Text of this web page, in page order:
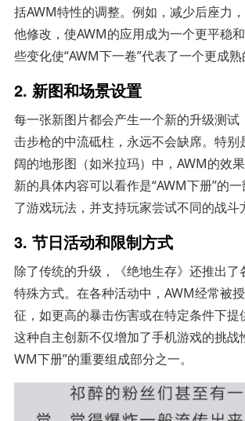
括AWM特性的调整。例如，减少后座力
他修改，使AWM的应用成为一个更平稳
些变化使“AWM下一卷”代表了一个更成熟
2. 新图和场景设置
每一张新图片都会产生一个新的升级测试
击步枪的中流砥柱，永远不会缺席。特别
阔的地形图（如米拉玛）中，AWM的效
新的具体内容可以看作是“AWM下册”的
了游戏玩法，并支持玩家尝试不同的战斗
3. 节日活动和限制方式
除了传统的升级，《绝地生存》还推出了
特殊方式。在各种活动中，AWM经常被
征，如更高的暴击伤害或在特定条件下提
这种自主创新不仅增加了手机游戏的挑战
WM下册”的重要组成部分之一。